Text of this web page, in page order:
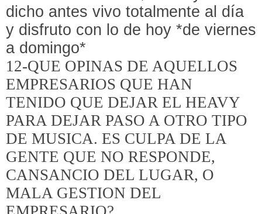
dicho antes vivo totalmente al día
y disfruto con lo de hoy *de viernes
a domingo*
12-QUE OPINAS DE AQUELLOS
EMPRESARIOS QUE HAN
TENIDO QUE DEJAR EL HEAVY
PARA DEJAR PASO A OTRO TIPO
DE MUSICA. ES CULPA DE LA
GENTE QUE NO RESPONDE,
CANSANCIO DEL LUGAR, O
MALA GESTION DEL